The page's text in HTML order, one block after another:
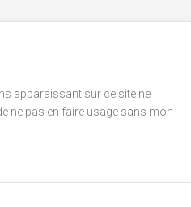
apparaissant sur ce site ne
ne pas en faire usage sans mon